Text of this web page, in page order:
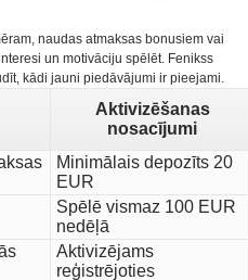
naudas atmaksas bonusiem vai
un motivāciju spēlēt. Fenikss
kādi jauni piedāvājumi ir pieejami.
Aktivizēšanas
nosacījumi
Minimālais depozīts 20
EUR
Spēlē vismaz 100 EUR
nedēļā
Aktivizējams
reģistrējoties